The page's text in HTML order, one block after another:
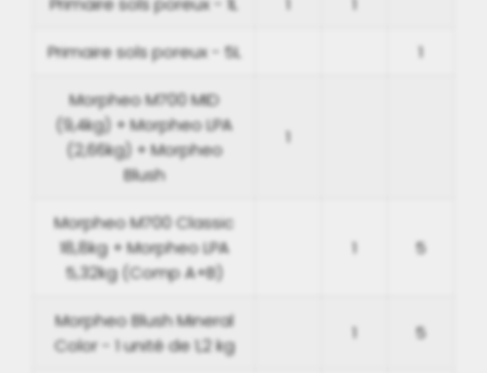
Primaire sols poreux - 5L 1
Morpheo M700 MID
(9,4kg) + Morpheo LPA
(2,66kg) + Morpheo
Blush
1
Morpheo M700 Classic
18,8kg + Morpheo LPA
5,32kg (Comp A+B)
1 5
Morpheo Blush Mineral
Color - 1 unité de 1,2 kg
1 5